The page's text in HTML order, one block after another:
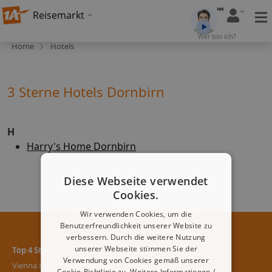
Reisemarkt
Wer bin ich?
Home Hotels
3 Sterne Hotels Dornbirn
H
Harry's Home Dornbirn
Top 4 Sterne Hotels
Vienna House Martinspark
Diese Webseite verwendet
Cookies.
Wir verwenden Cookies, um die
Benutzerfreundlichkeit unserer Website zu
verbessern. Durch die weitere Nutzung
unserer Webseite stimmen Sie der
Verwendung von Cookies gemäß unserer